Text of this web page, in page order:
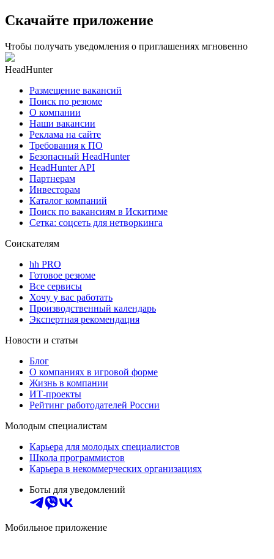
Скачайте приложение
Чтобы получать уведомления о приглашениях мгновенно
HeadHunter
Размещение вакансий
Поиск по резюме
О компании
Наши вакансии
Реклама на сайте
Требования к ПО
Безопасный HeadHunter
HeadHunter API
Партнерам
Инвесторам
Каталог компаний
Поиск по вакансиям в Искитиме
Сетка: соцсеть для нетворкинга
Соискателям
hh PRO
Готовое резюме
Все сервисы
Хочу у вас работать
Производственный календарь
Экспертная рекомендация
Новости и статьи
Блог
О компаниях в игровой форме
Жизнь в компании
ИТ-проекты
Рейтинг работодателей России
Молодым специалистам
Карьера для молодых специалистов
Школа программистов
Карьера в некоммерческих организациях
Боты для уведомлений
Мобильное приложение